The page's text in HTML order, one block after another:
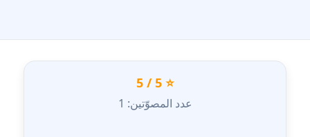
⭐ 5 / 5
عدد المصوّتين: 1